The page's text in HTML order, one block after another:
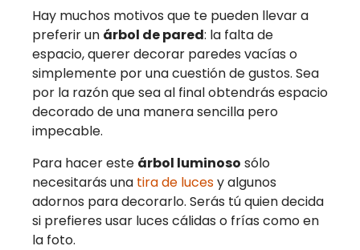
Hay muchos motivos que te pueden llevar a
preferir un árbol de pared: la falta de
espacio, querer decorar paredes vacías o
simplemente por una cuestión de gustos. Sea
por la razón que sea al final obtendrás espacio
decorado de una manera sencilla pero
impecable.
Para hacer este árbol luminoso sólo
necesitarás una tira de lucesy algunos
adornos para decorarlo. Serás tú quien decida
si prefieres usar luces cálidas o frías como en
la foto.